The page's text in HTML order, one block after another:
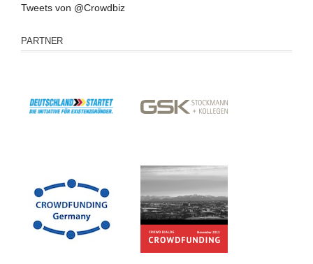
Tweets von @Crowdbiz
PARTNER